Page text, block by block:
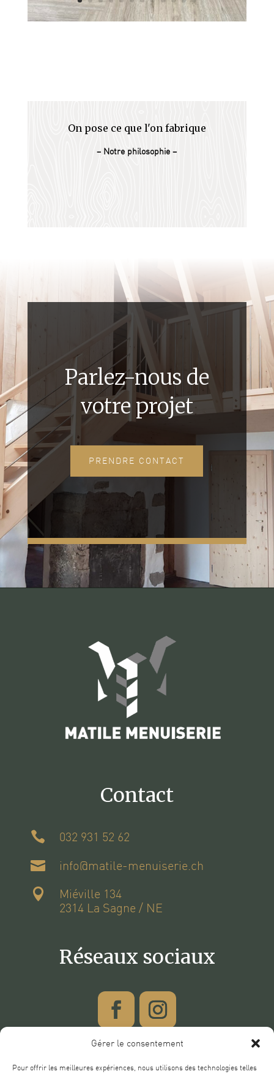
Gérer le consentement
Pour offrir les meilleures expériences, nous utilisons des technologies telles
On pose ce que l'on fabrique
– Notre philosophie –
Parlez-nous de
votre projet
PRENDRE CONTACT
Contact

032 931 52 62

info@matile-menuiserie.ch

Miéville 134
2314 La Sagne / NE
Réseaux sociaux